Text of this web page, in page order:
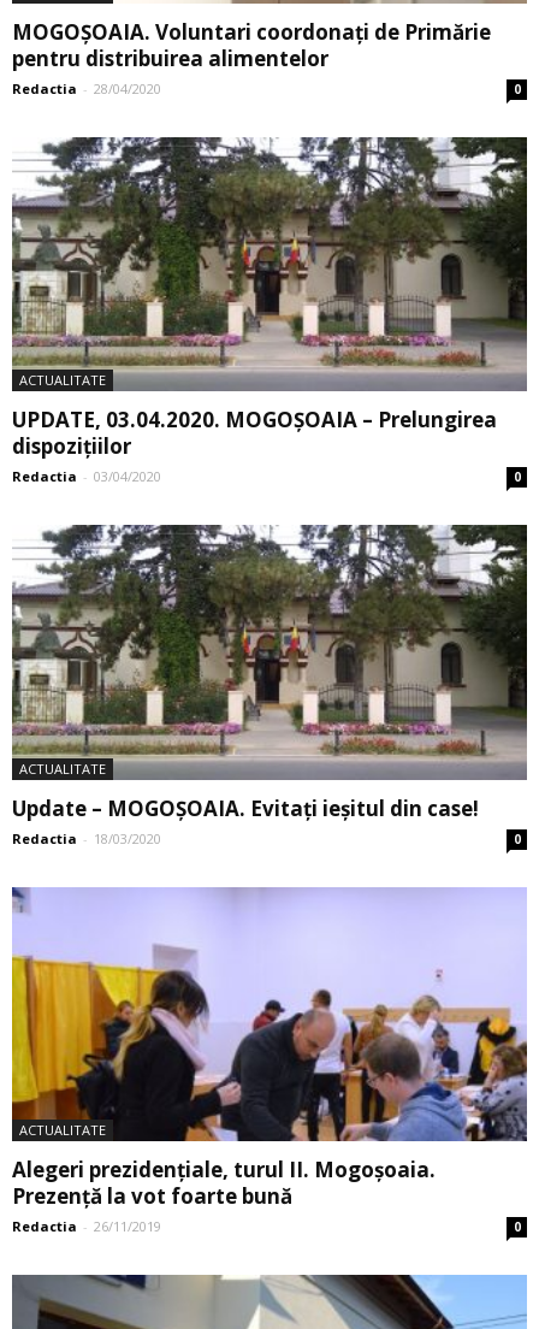
MOGOȘOAIA. Voluntari coordonați de Primărie
pentru distribuirea alimentelor
Redactia - 28/04/2020 0
ACTUALITATE
UPDATE, 03.04.2020. MOGOȘOAIA – Prelungirea
dispozițiilor
Redactia - 03/04/2020 0
ACTUALITATE
Update – MOGOȘOAIA. Evitați ieșitul din case!
Redactia - 18/03/2020 0
ACTUALITATE
Alegeri prezidențiale, turul II. Mogoșoaia.
Prezență la vot foarte bună
Redactia - 26/11/2019 0